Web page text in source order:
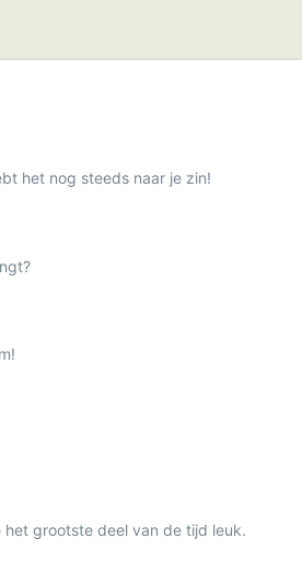
het nog steeds naar je zin!
grootste deel van de tijd leuk.